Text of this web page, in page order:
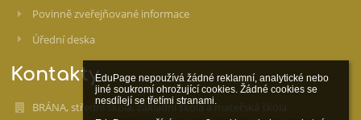
EduPage nepoužívá žádné reklamní, analytické nebo
jiné soukromí ohrožující cookies. Žádné cookies se
nesdílejí se třetími stranami.
Povinně zveřejňované informace
Úřední deska
Kontakty
BRÁNA, střední škola, základní škola a mateřská škola